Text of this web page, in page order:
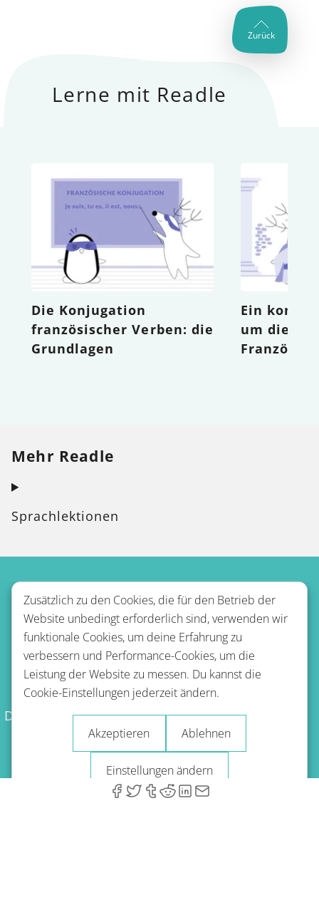
Zurück
Lerne mit Readle
Die Konjugation
französischer Verben: die
Grundlagen
Ein
um die
Mehr Readle
Sprachlektionen
Nutzungsbestimmungen
Datenschutzbestimmungen Erstattungsrichtlinie
Impressum Blog
© 2026 A-Type Technologies GmbH. Alle Rechte vorbehalten.
Zusätzlich zu den Cookies, die für den Betrieb der
Website unbedingt erforderlich sind, verwenden wir
funktionale Cookies, um deine Erfahrung zu
verbessern und Performance-Cookies, um die
Leistung der Website zu messen. Du kannst die
Cookie-Einstellungen jederzeit ändern.
Akzeptieren Ablehnen
Einstellungen ändern